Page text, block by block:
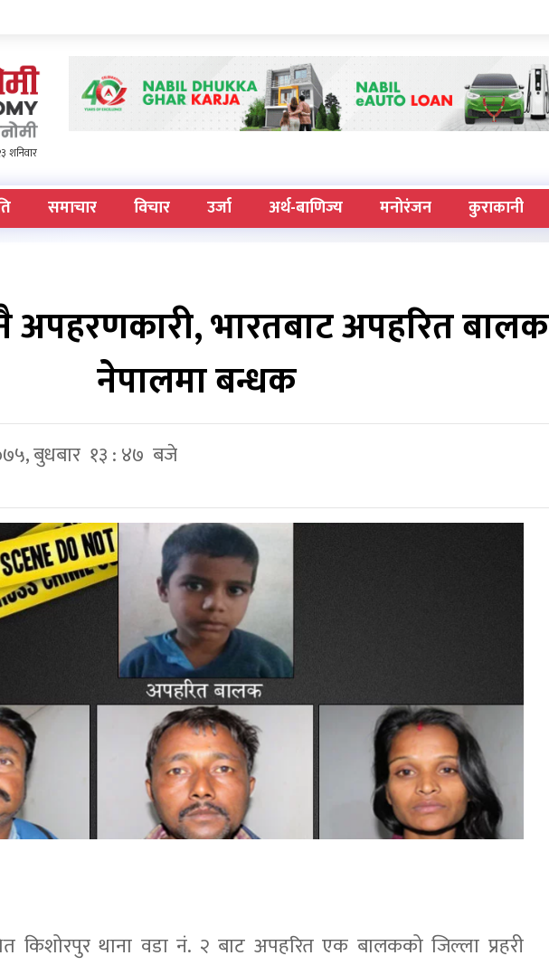
समाचार विचार उर्जा अर्थ-बाणिज्य मनोरंजन कुराकानी
अपहरणकारी, भारतबाट अपहरित बालक
नेपालमा बन्धक
बुधबार १३ : ४७ बजे
किशोरपुर थाना वडा नं. २ बाट अपहरित एक बालकको जिल्ला प्रहरी